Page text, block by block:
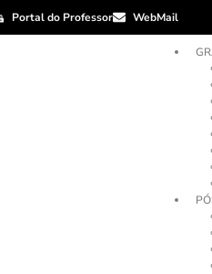
Portal do Professor WebMail